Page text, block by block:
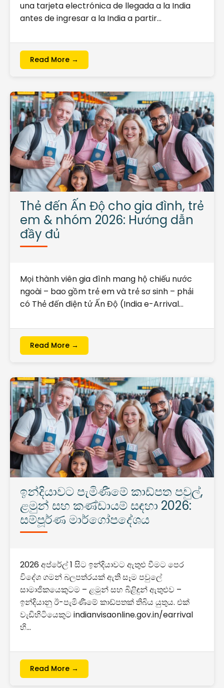
una tarjeta electrónica de llegada a la India
antes de ingresar a la India a partir…
Read More →
Thẻ đến Ấn Độ cho gia đình, trẻ
em & nhóm 2026: Hướng dẫn
đầy đủ
Mọi thành viên gia đình mang hộ chiếu nước
ngoài – bao gồm trẻ em và trẻ sơ sinh – phải
có Thẻ đến điện tử Ấn Độ (India e-Arrival…
Read More →
ඉන්දියාවට පැමිණීමේ කාඩ්පත පවුල්,
ළමුන් සහ කණ්ඩායම් සඳහා 2026:
සම්පූර්ණ මාර්ගෝපදේශය
2026 අප්රේල් 1 සිට ඉන්දියාවට ඇතුළු වීමට පෙර
විදේශ ගමන් බලපත්රයක් ඇති සෑම පවුලේ
සාමාජිකයෙකුටම – ළමුන් සහ බිළිඳුන් ඇතුළුව –
ඉන්දියානු ඊ-පැමිණීමේ කාඩ්පතක් තිබිය යුතුය. එක්
වැඩිහිටියෙකුට indianvisaonline.gov.in/earrival
හි…
Read More →